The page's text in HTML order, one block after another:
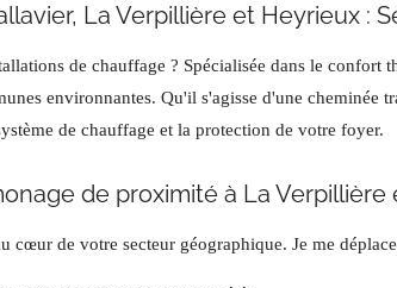
La Verpillière et Heyrieux :
de chauffage ? Spécialisée dans le confort
environnantes. Qu'il s'agisse d'une
de chauffage et la protection de votre foyer.
de proximité à La Verpillière
de votre secteur géographique. Je me